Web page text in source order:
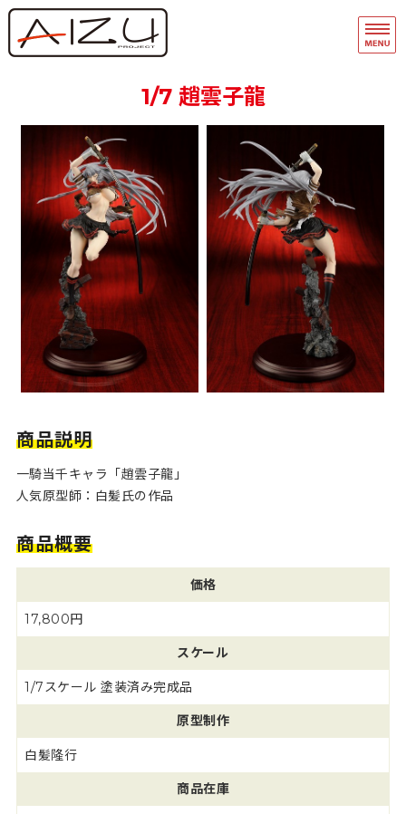
フィギュアモデル完成品
フィギュアモデルキット
A-Team
マスキングテープ
1/7 趙雲子龍
商品説明
一騎当千キャラ「趙雲子龍」
人気原型師：白髪氏の作品
商品概要
価格
17,800円
スケール
1/7スケール 塗装済み完成品
原型制作
白髪隆行
商品在庫